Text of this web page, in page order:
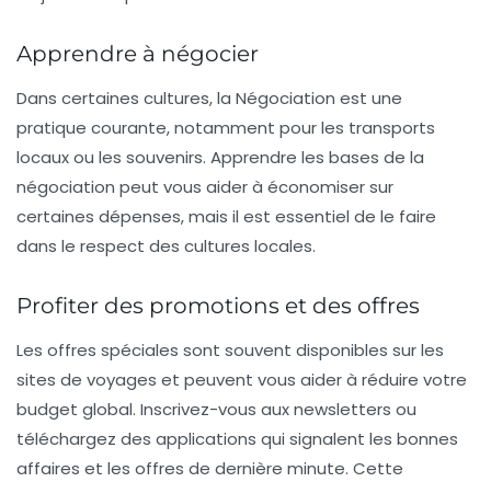
Apprendre à négocier
Dans certaines cultures, la Négociation est une
pratique courante, notamment pour les transports
locaux ou les souvenirs. Apprendre les bases de la
négociation peut vous aider à économiser sur
certaines dépenses, mais il est essentiel de le faire
dans le respect des cultures locales.
Profiter des promotions et des offres
Les offres spéciales sont souvent disponibles sur les
sites de voyages et peuvent vous aider à réduire votre
budget global. Inscrivez-vous aux newsletters ou
téléchargez des applications qui signalent les bonnes
affaires et les offres de dernière minute. Cette